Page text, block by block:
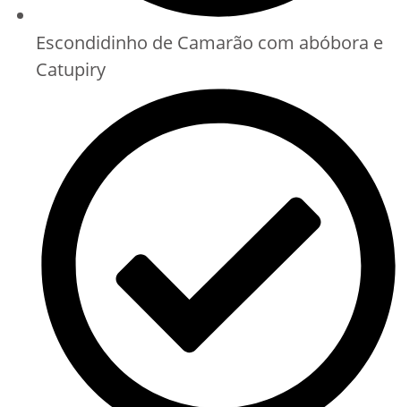
Escondidinho de Camarão com abóbora e
Catupiry